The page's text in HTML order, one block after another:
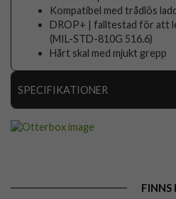
Kompatibel med trådlös
DROP+ | falltestad för att
(MIL-STD-810G 516.6)
Hårt skal med mjukt grepp
SPECIFIKATIONER
FINNS I